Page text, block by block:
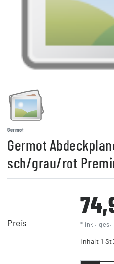
Germot
Germot
sch/grau/rot
Preis * inkl. ges.
Inhalt 1